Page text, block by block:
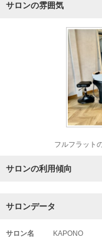
サロンの雰囲気
フルフラット
サロンの利用傾向
サロンデータ
サロン名 KAPONO